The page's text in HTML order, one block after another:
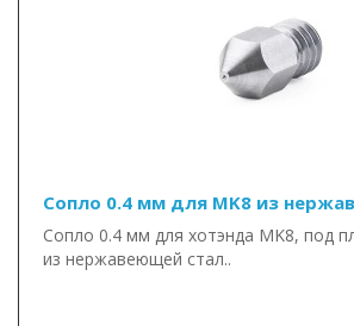
Сопло 0.4 мм для MK8 из
Сопло 0.4 мм для хотэнда MK8, под
из нержавеющей стал..